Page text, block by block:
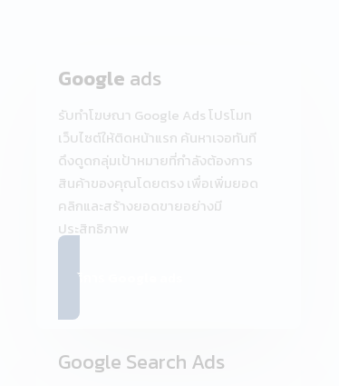
Google ads
รับทำโฆษณา Google Ads โปรโมท
เว็บไซต์ให้ติดหน้าแรก ค้นหาเจอทันที
ดึงดูดกลุ่มเป้าหมายที่กำลังต้องการ
สินค้าของคุณโดยตรง เพื่อเพิ่มยอด
คลิกและสร้างยอดขายอย่างมี
ประสิทธิภาพ
ดูบริการ
Google Search Ads